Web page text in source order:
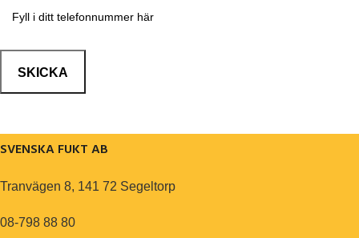
SVENSKA FUKT AB
Tranvägen 8, 141 72 Segeltorp
08-798 88 80